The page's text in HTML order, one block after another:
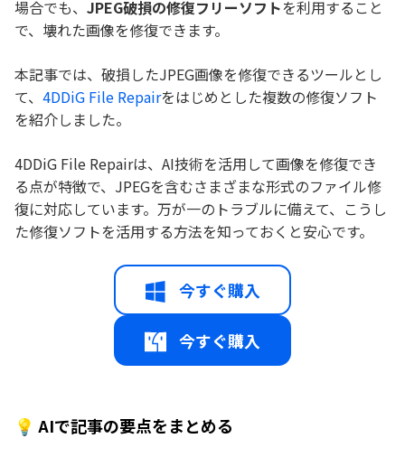
場合でも、 JPEG破損の修復フリーソフトを利用すること
で、壊れた画像を修復できます。
本記事では、破損したJPEG画像を修復できるツールとし
て、 4DDiG File Repairをはじめとした複数の修復ソフト
を紹介しました。
4DDiG File Repairは、AI技術を活用して画像を修復でき
る点が特徴で、JPEGを含むさまざまな形式のファイル修
復に対応しています。万が一のトラブルに備えて、こうし
た修復ソフトを活用する方法を知っておくと安心です。
今すぐ購入
今すぐ購入
💡 AIで記事の要点をまとめる